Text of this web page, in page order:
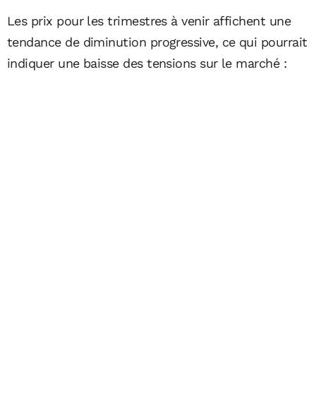
Les prix pour les trimestres à venir affichent une
tendance de diminution progressive, ce qui pourrait
indiquer une baisse des tensions sur le marché :